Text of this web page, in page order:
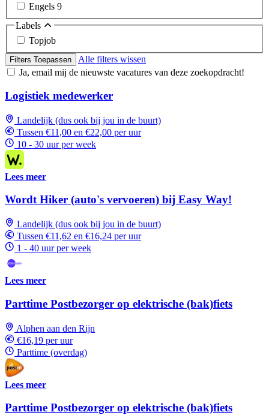
Engels 9
Labels
Topjob
Filters Toepassen
Alle filters wissen
Ja, email mij de nieuwste vacatures van deze zoekopdracht!
Logistiek medewerker
Landelijk (dus ook bij jou in de buurt)
Tussen €11,00 en €22,00 per uur
10 - 30 uur per week
Lees meer
Wordt Hiker (auto's vervoeren) bij Easy Way!
Landelijk (dus ook bij jou in de buurt)
Tussen €11,62 en €16,24 per uur
1 - 40 uur per week
Lees meer
Parttime Postbezorger op elektrische (bak)fiets
Alphen aan den Rijn
€16,19 per uur
Parttime (overdag)
Lees meer
Parttime Postbezorger op elektrische (bak)fiets